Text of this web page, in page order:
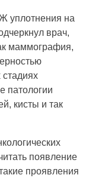
уплотнения на
врач,
маммография,
патологии
кисты и так
появление
проявления